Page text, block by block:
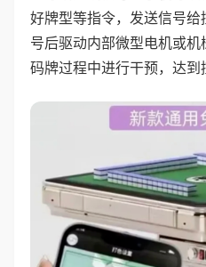
好牌型等指令，发送信号
号后驱动内部微型电机或机
码牌过程中进行干预，达到